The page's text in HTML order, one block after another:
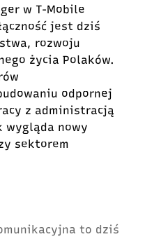
w T-Mobile
jest dziś
rozwoju
życia Polaków.
odpornej
z administracją
wygląda nowy
sektorem
to dziś